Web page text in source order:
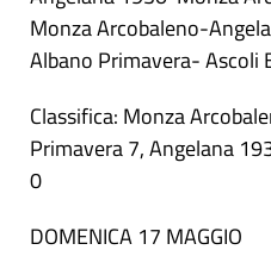
Monza Arcobaleno-
Albano Primavera- Ascoli
Classifica: Monza
Primavera 7, Angelana
0
DOMENICA 17 MAGGIO